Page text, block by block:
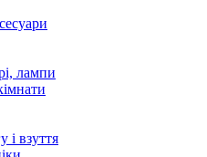
лампи
і взуття